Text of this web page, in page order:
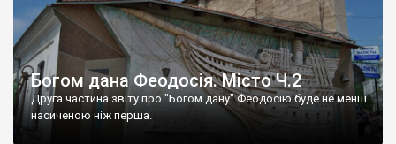
Богом дана Феодосія. Місто Ч.2
Друга частина звіту про "Богом дану" Феодосію буде не менш
насиченою ніж перша.